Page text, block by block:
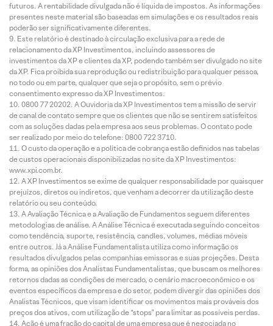
futuros. A rentabilidade divulgada não é líquida de impostos. As informações
presentes neste material são baseadas em simulações e os resultados reais
poderão ser significativamente diferentes.
Este relatório é destinado à circulação exclusiva para a rede de
relacionamento da XP Investimentos, incluindo assessores de
investimentos da XP e clientes da XP, podendo também ser divulgado no site
da XP. Fica proibida sua reprodução ou redistribuição para qualquer pessoa,
no todo ou em parte, qualquer que seja o propósito, sem o prévio
consentimento expresso da XP Investimentos.
0800 77 20202. A Ouvidoria da XP Investimentos tem a missão de servir
de canal de contato sempre que os clientes que não se sentirem satisfeitos
com as soluções dadas pela empresa aos seus problemas. O contato pode
ser realizado por meio do telefone: 0800 722 3710.
O custo da operação e a política de cobrança estão definidos nas tabelas
de custos operacionais disponibilizadas no site da XP Investimentos:
www.xpi.com.br.
A XP Investimentos se exime de qualquer responsabilidade por quaisquer
prejuízos, diretos ou indiretos, que venham a decorrer da utilização deste
relatório ou seu conteúdo.
A Avaliação Técnica e a Avaliação de Fundamentos seguem diferentes
metodologias de análise. A Análise Técnica é executada seguindo conceitos
como tendência, suporte, resistência, candles, volumes, médias móveis
entre outros. Já a Análise Fundamentalista utiliza como informação os
resultados divulgados pelas companhias emissoras e suas projeções. Desta
forma, as opiniões dos Analistas Fundamentalistas, que buscam os melhores
retornos dadas as condições de mercado, o cenário macroeconômico e os
eventos específicos da empresa e do setor, podem divergir das opiniões dos
Analistas Técnicos, que visam identificar os movimentos mais prováveis dos
preços dos ativos, com utilização de “stops” para limitar as possíveis perdas.
Ação é uma fração do capital de uma empresa que é negociada no